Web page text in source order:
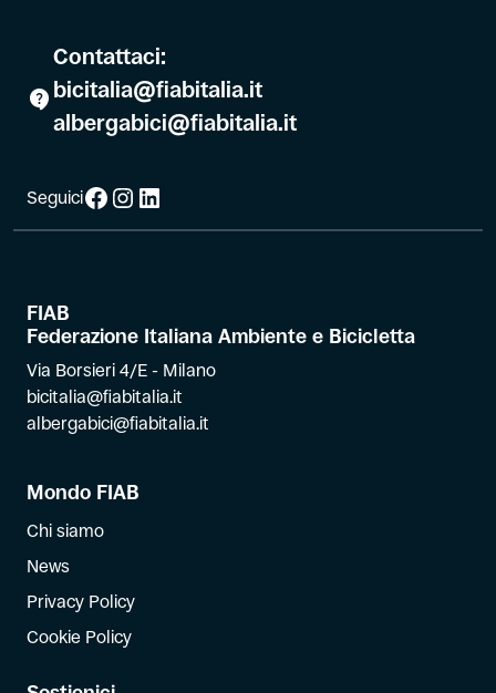
Contattaci:
bicitalia@fiabitalia.it
albergabici@fiabitalia.it
SeguiciFacebook
Instagram
LinkedIn
FIAB
Federazione Italiana Ambiente e Bicicletta
Via Borsieri 4/E - Milano
bicitalia@fiabitalia.it
albergabici@fiabitalia.it
Mondo FIAB
Chi siamo
News
Privacy Policy
Cookie Policy